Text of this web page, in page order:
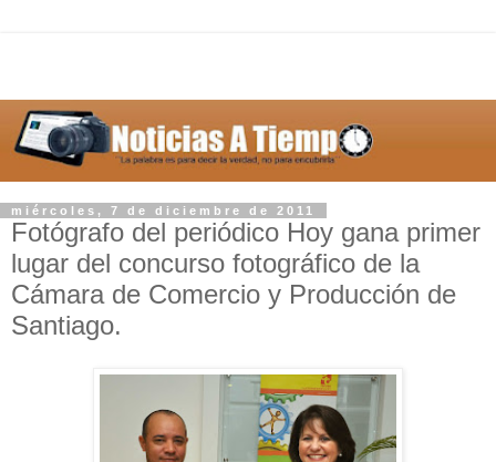
miércoles, 7 de diciembre de 2011
Fotógrafo del periódico Hoy gana primer
lugar del concurso fotográfico de la
Cámara de Comercio y Producción de
Santiago.